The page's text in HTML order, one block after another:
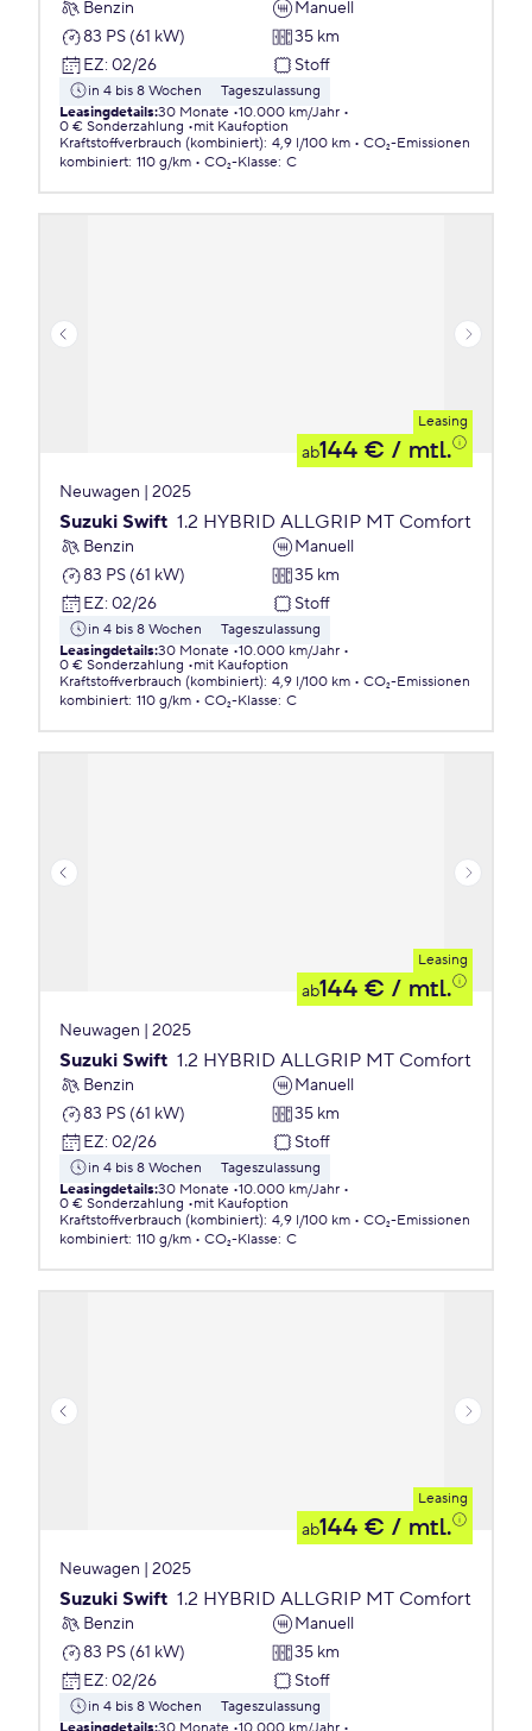
Benzin
Manuell
83 PS (61 kW)
35 km
EZ: 02/26 Stoff
in 4 bis 8 Wochen
Tageszulassung
Leasingdetails:30 Monate 10.000 km/Jahr
0 € Sonderzahlung
mit Kaufoption
Kraftstoffverbrauch (kombiniert): 4,9 l/100 km
CO₂-Emissionen
kombiniert: 110 g/km CO₂-Klasse: C
Leasing
ab144 € / mtl.
Neuwagen | 2025
Suzuki Swift 1.2 HYBRID ALLGRIP MT Comfort
Benzin
Manuell
83 PS (61 kW)
35 km
EZ: 02/26 Stoff
in 4 bis 8 Wochen
Tageszulassung
Leasingdetails:30 Monate 10.000 km/Jahr
0 € Sonderzahlung
mit Kaufoption
Kraftstoffverbrauch (kombiniert): 4,9 l/100 km
CO₂-Emissionen
kombiniert: 110 g/km CO₂-Klasse: C
Leasing
ab144 € / mtl.
Neuwagen | 2025
Suzuki Swift 1.2 HYBRID ALLGRIP MT Comfort
Benzin
Manuell
83 PS (61 kW)
35 km
EZ: 02/26 Stoff
in 4 bis 8 Wochen
Tageszulassung
Leasingdetails:30 Monate 10.000 km/Jahr
0 € Sonderzahlung
mit Kaufoption
Kraftstoffverbrauch (kombiniert): 4,9 l/100 km
CO₂-Emissionen
kombiniert: 110 g/km CO₂-Klasse: C
Leasing
ab144 € / mtl.
Neuwagen | 2025
Suzuki Swift 1.2 HYBRID ALLGRIP MT Comfort
Benzin
Manuell
83 PS (61 kW)
35 km
EZ: 02/26 Stoff
in 4 bis 8 Wochen
Tageszulassung